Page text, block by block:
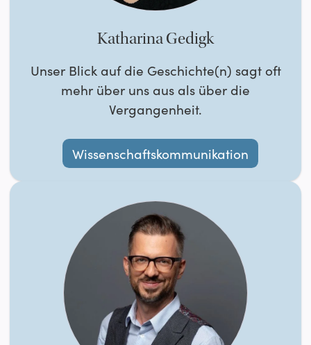
Katharina Gedigk
Unser Blick auf die Geschichte(n) sagt oft
mehr über uns aus als über die
Vergangenheit.
Wissenschaftskommunikation